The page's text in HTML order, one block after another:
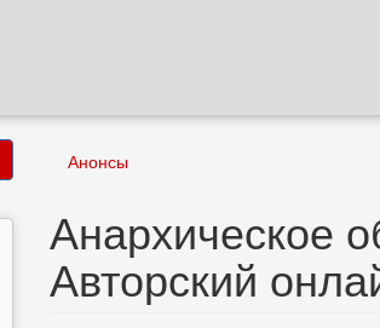
Анонсы
Анархическое
Авторский